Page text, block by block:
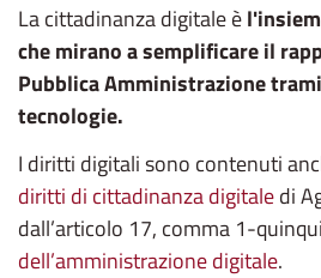
La cittadinanza digitale è
che mirano a semplificare il
Pubblica Amministrazione
tecnologie.
I diritti digitali sono contenuti
diritti di cittadinanza digitaledi
dall’articolo 17, comma 1-
dell’amministrazione digitale.